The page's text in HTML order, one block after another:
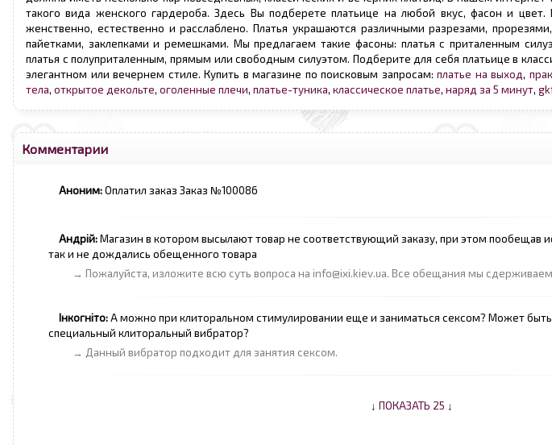
такого вида женского гардероба. Здесь Вы подберете платьице на любой вкус, фасон и
женственно, естественно и расслаблено. Платья украшаются различными разрезами,
пайетками, заклепками и ремешками. Мы предлагаем такие фасоны: платья с приталенным
платья с полуприталенным, прямым или свободным силуэтом. Подберите для себя платьице в
элегантном или вечернем стиле. Купить в магазине по поисковым запросам:платье на выход,
тела, открытое декольте, оголенные плечи, платье-туника, классическое платье, наряд за 5 минут,
Комментарии
Аноним:Оплатил заказ Заказ №100086
Андрій:Магазин в котором высылают товар не соответствующий заказу, при этом пообещав
так и не дождались обещенного товара
→ Пожалуйста, изложите всю суть вопроса на info@ixi.kiev.ua. Все обещания мы
Інкогніто:А можно при клиторальном стимулировании еще и заниматься сексом? Может
специальный клиторальный вибратор?
→ Данный вибратор подходит для занятия сексом.
↓ ПОКАЗАТЬ 25 ↓